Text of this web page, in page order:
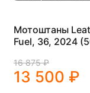
Мотоштаны
Fuel, 36, 2024
16 875 ₽
13 500 ₽